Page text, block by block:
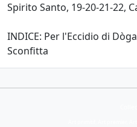
Spirito Santo, 19-20-21-22,
INDICE: Per l'Eccidio di
Sconfitta